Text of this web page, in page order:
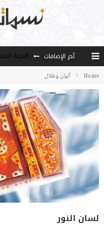
آخر الإضافات
الأستاذ
مصادر
Home ألوان وظلال
لسان النور